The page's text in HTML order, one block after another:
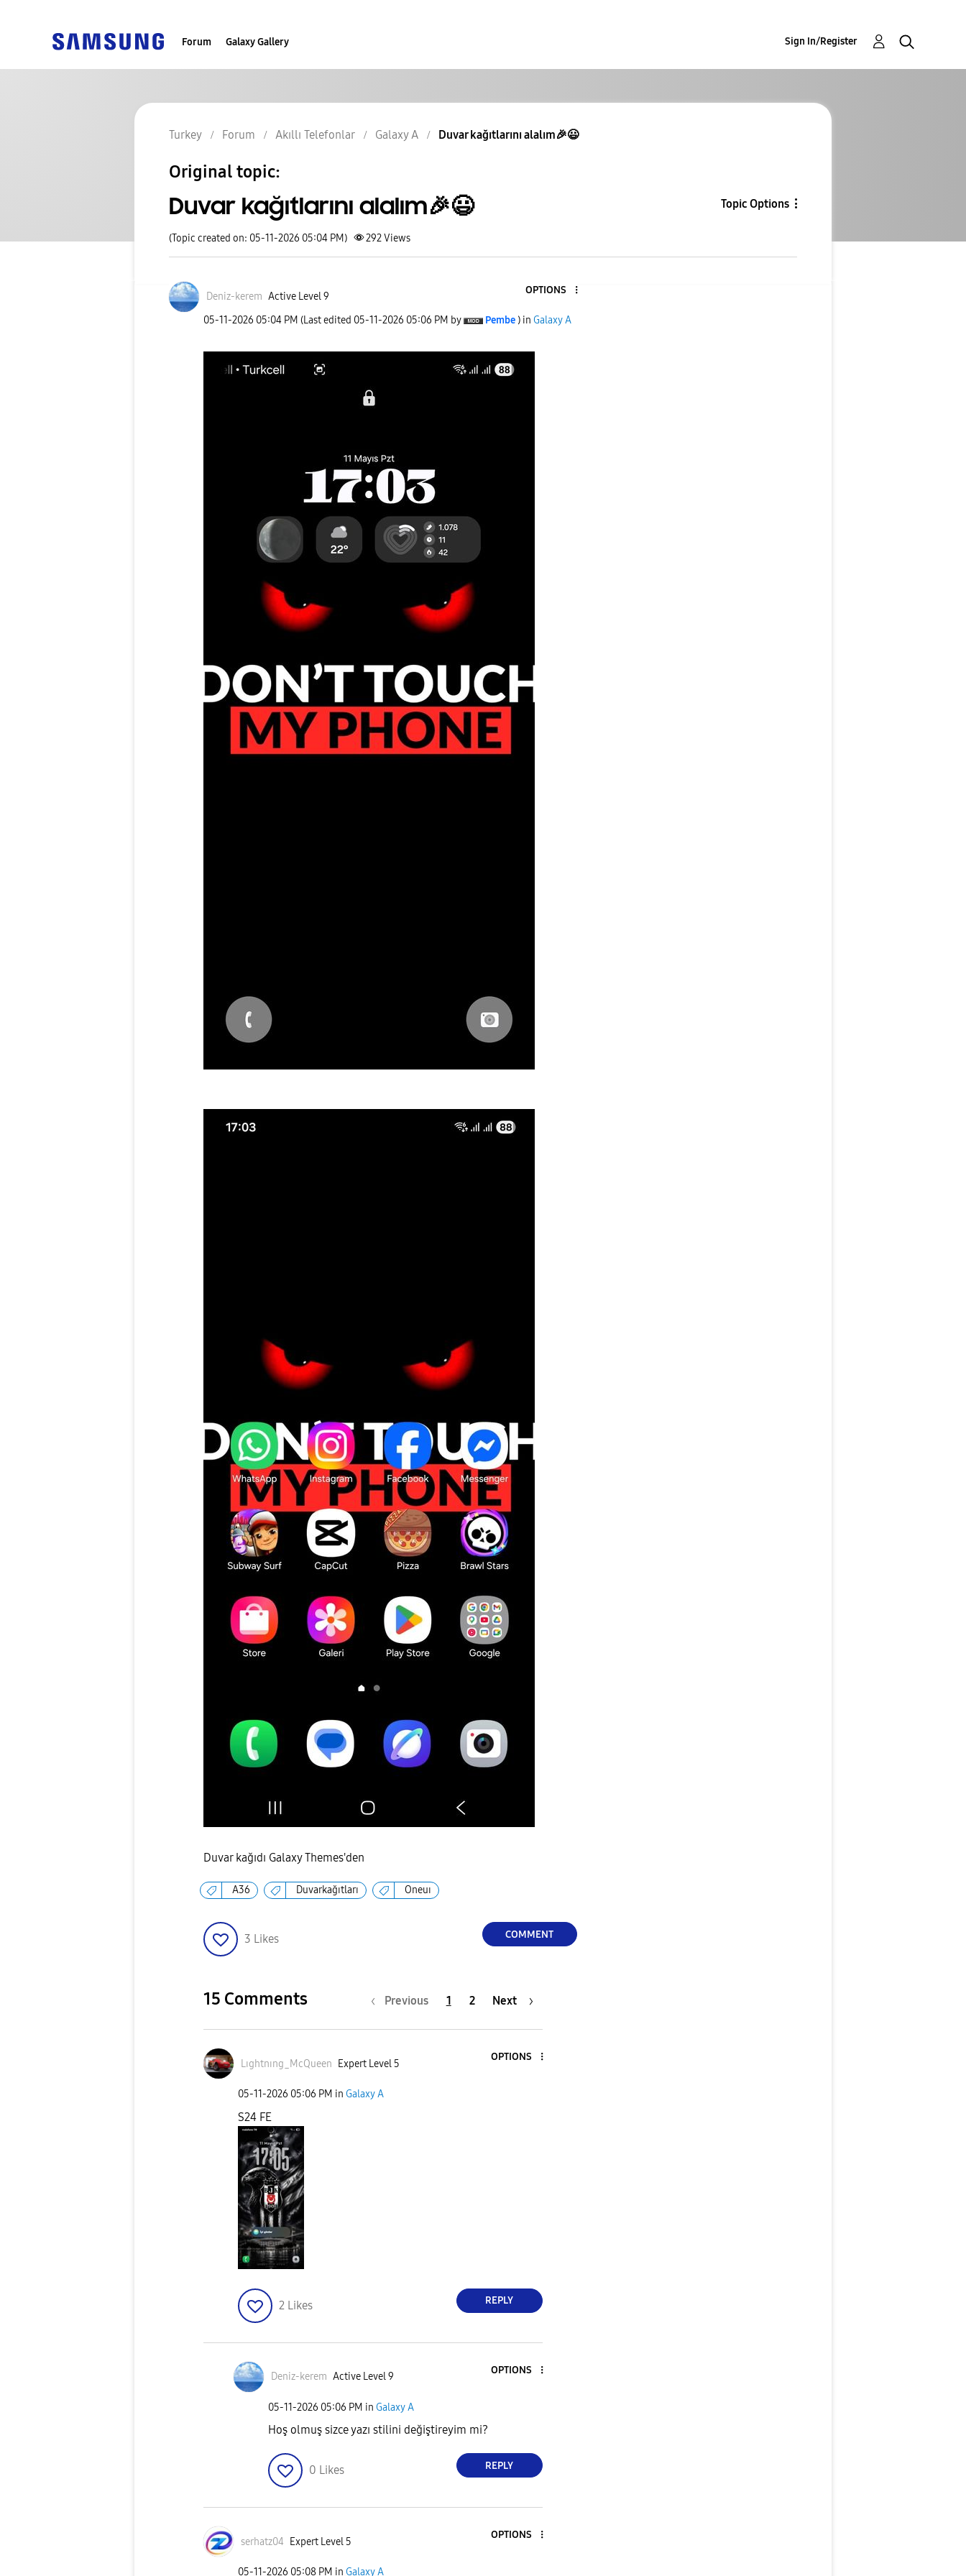
Forum Galaxy Gallery Sign In/Register
Turkey Forum Akıllı Telefonlar Galaxy A Duvar kağıtlarını alalım🎉😃
Original topic:
Duvar kağıtlarını alalım🎉😃 Topic Options
(Topic created on: 05-11-2026 05:04 PM) 292Views
Deniz-kerem Active Level 9
OPTIONS
‎05-11-2026 05:04 PM (Last edited ‎05-11-2026 05:06 PM by Pembe ) in Galaxy A
Duvar kağıdı Galaxy Themes'den
A36 Duvarkağıtları Oneuı
3 Likes COMMENT
15 Comments Previous 1 2 Next
Lıghtnıng_McQueen Expert Level 5
OPTIONS
‎05-11-2026 05:06 PM in Galaxy A
S24 FE
2 Likes REPLY
Deniz-kerem Active Level 9
OPTIONS
‎05-11-2026 05:06 PM in Galaxy A
Hoş olmuş sizce yazı stilini değiştireyim mi?
0 Likes REPLY
serhatz04 Expert Level 5
OPTIONS
‎05-11-2026 05:08 PM in Galaxy A